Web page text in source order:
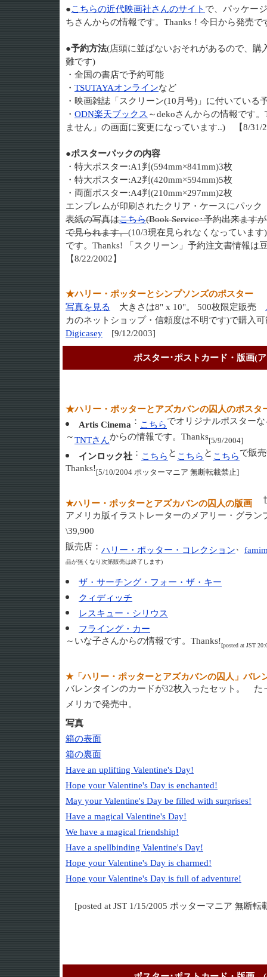
●こちらの近代映画社さんのサイト で、パッケー
ちさんからの情報です。Thanks！今日から発売で
●予約方法(店頭に並ばないおそれがあるので、購
難です)
・全国の書店で予約可能
・ TSUTAYAオンラインなど
・映画雑誌「スクリーン(10月号)」に付いている
・ ODN楽天ブックス ～dekoさんからの情報です
ません」の画面に変更になっています..) 【8/31/
●ポスターパックの内容
・特大ポスター:A1判(594mm×841mm)3枚
・特大ポスター:A2判(420mm×594mm)5枚
・両面ポスター:A4判(210mm×297mm)2枚
エンブレムが印刷されたクリア・ケースにパック
表紙の写真はこちら(Book Service･予約出来ます
で見られます。(10/3現在見られなくなっていま
です。Thanks! 「スクリーン」予約注文書情報
【8/22/2002】
★ハリー・ポッターとシンプソンズのポスター
写真を見る
大きさは8" x 10"。 500枚限定販売
カのネットショップ・信頼度は不明です)で購入
Digicasey [9/12/2003]
ポスター･ポストカード・版画(
★ハリー・ポッターとアズカバンの囚人のポスタ
Artis Cinema ： こちらでオリジナルポスター
～TNTさんからの情報です。Thanks[5/9/2004]
インロック社 ： こちら と こちら と こちらで販
Thanks![5/10/2004 ポッターマニア 無断転載禁止]
★ハリー・ポッターとアズカバンの囚人の版画
アメリカ版イラストレーターのメアリー・グラ
\39,900
販売店： ハリー・ポッター・コレクション、
品が無くなり次第販売は終了します)
ザ・サーチング・フォー・ザ・キー
クィディッチ
レスキュー・シリウス
フライング・カー
～いな子さんからの情報です。Thanks![posted at JST
★「ハリー・ポッターとアズカバンの囚人」バレ
バレンタインのカードが32枚入ったセット。
メリカで発売中。
写真
箱の表面
箱の裏面
Have an uplifting Valentine's Day!
Hope your Valentine's Day is enchanted!
May your Valentine's Day be filled with surprises!
Have a magical Valentine's Day!
We have a magical friendship!
Have a spellbinding Valentine's Day!
Hope your Valentine's Day is charmed!
Hope your Valentine's Day is full of adventure!
[posted at JST 1/15/2005 ポッターマニア 無断転